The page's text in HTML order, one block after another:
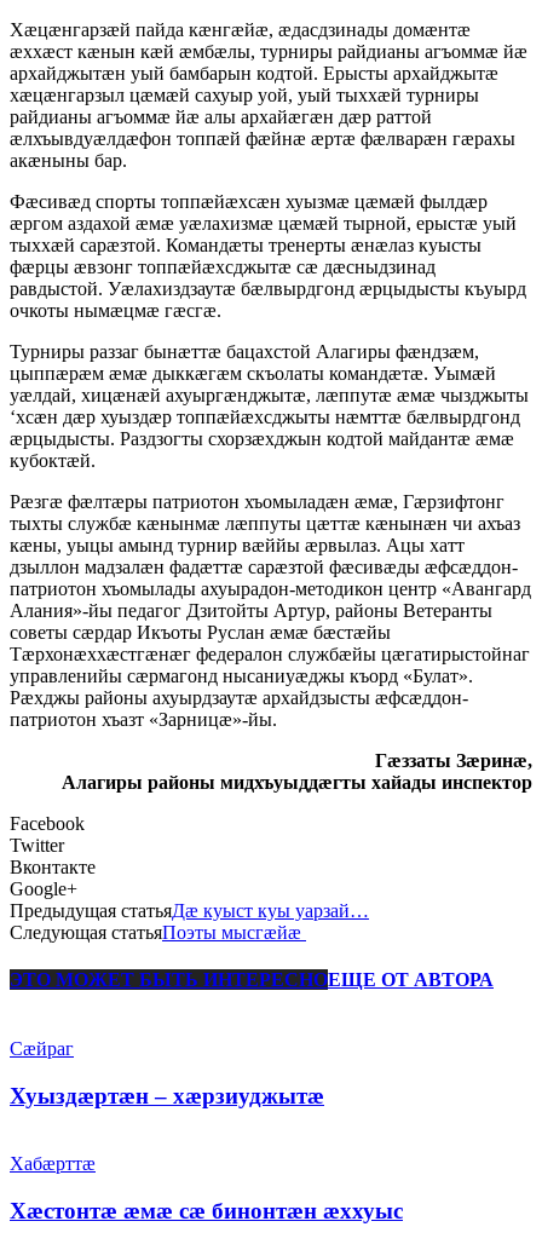
Хæцæнгарзæй пайда кæнгæйæ, æдасдзинады домæнтæ
æххæст кæнын кæй æмбæлы, турниры райдианы агъоммæ йæ
архайджытæн уый бамбарын кодтой. Ерысты архайджытæ
хæцæнгарзыл цæмæй сахуыр уой, уый тыххæй турниры
райдианы агъоммæ йæ алы архайæгæн дæр раттой
æлхъывдуæлдæфон топпæй фæйнæ æртæ фæлварæн гæрахы
акæныны бар.
Фæсивæд спорты топпæйæхсæн хуызмæ цæмæй фылдæр
æргом аздахой æмæ уæлахизмæ цæмæй тырной, ерыстæ уый
тыххæй сарæзтой. Командæты тренерты æнæлаз куысты
фæрцы æвзонг топпæйæхсджытæ сæ дæсныдзинад
равдыстой. Уæлахиздзаутæ бæлвырдгонд æрцыдысты къуырд
очкоты нымæцмæ гæсгæ.
Турниры раззаг бынæттæ бацахстой Алагиры фæндзæм,
цыппæрæм æмæ дыккæгæм скъолаты командæтæ. Уымæй
уæлдай, хицæнæй ахуыргæнджытæ, лæппутæ æмæ чызджыты
‘хсæн дæр хуыздæр топпæйæхсджыты нæмттæ бæлвырдгонд
æрцыдысты. Раздзогты схорзæхджын кодтой майдантæ æмæ
кубоктæй.
Рæзгæ фæлтæры патриотон хъомыладæн æмæ, Гæрзифтонг
тыхты службæ кæнынмæ лæппуты цæттæ кæнынæн чи ахъаз
кæны, уыцы амынд турнир вæййы æрвылаз. Ацы хатт
дзыллон мадзалæн фадæттæ сарæзтой фæсивæды æфсæддон-
патриотон хъомылады ахуырадон-методикон центр «Авангард
Алания»-йы педагог Дзитойты Артур, районы Ветеранты
советы сæрдар Икъоты Руслан æмæ бæстæйы
Тæрхонæххæстгæнæг федералон службæйы цæгатирыстойнаг
управленийы сæрмагонд нысаниуæджы къорд «Булат».
Рæхджы районы ахуырдзаутæ архайдзысты æфсæддон-
патриотон хъазт «Зарницæ»-йы.
Гæззаты Зæринæ,
Алагиры районы мидхъуыддæгты хайады инспектор
Facebook
Twitter
Вконтакте
Google+
Предыдущая статьяДæ куыст куы уарзай…
Следующая статьяПоэты мысгæйæ
ЭТО МОЖЕТ БЫТЬ ИНТЕРЕСНОЕЩЕ ОТ АВТОРА
Сæйраг
Хуыздæртæн – хæрзиуджытæ
Хабæрттæ
Хæстонтæ æмæ сæ бинонтæн æххуыс